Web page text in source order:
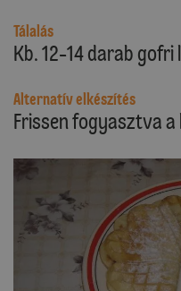
Tálalás
Kb. 12-14 darab
Alternatív elkészítés
Frissen fogyasztva